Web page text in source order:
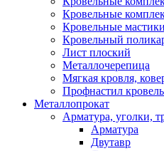
Кровельные
Кровельные мастики
Кровельный
Лист плоский
Металлочерепица
Мягкая кровля,
Профнастил
Металлопрокат
Арматура, уголки,
Арматура
Двутавр